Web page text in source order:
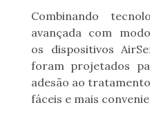
Combinando
avançada com
os dispositivos
foram projetados
adesão aotratamento
fáceis e mais